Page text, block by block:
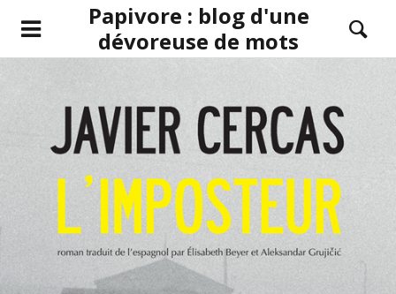
Papivore : blog d'une
dévoreuse de mots